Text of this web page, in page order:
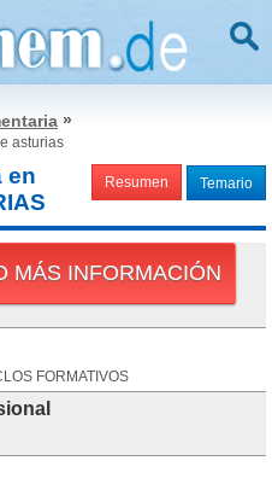
»
asturias
Resumen Temario
en
MÁS INFORMACIÓN
FORMATIVOS